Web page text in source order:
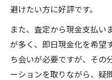
避けたい方に好評です。
また、査定から現金支払い
が多く、即日現金化を希望
ち会いが必要ですが、その
ーションを取りながら、疑